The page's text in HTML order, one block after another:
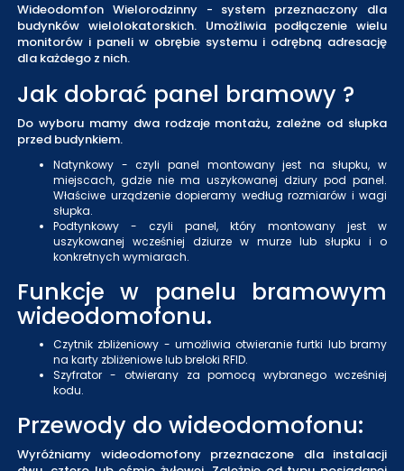
Wideodomfon Wielorodzinny - system przeznaczony dla
budynków wielolokatorskich. Umożliwia podłączenie wielu
monitorów i paneli w obrębie systemu i odrębną adresację
dla każdego z nich.
Jak dobrać panel bramowy ?
Do wyboru mamy dwa rodzaje montażu, zależne od słupka
przed budynkiem.
Natynkowy - czyli panel montowany jest na słupku, w
miejscach, gdzie nie ma uszykowanej dziury pod panel.
Właściwe urządzenie dopieramy według rozmiarów i wagi
słupka.
Podtynkowy - czyli panel, który montowany jest w
uszykowanej wcześniej dziurze w murze lub słupku i o
konkretnych wymiarach.
Funkcje w panelu bramowym
wideodomofonu.
Czytnik zbliżeniowy - umożliwia otwieranie furtki lub bramy
na karty zbliżeniowe lub breloki RFID.
Szyfrator - otwierany za pomocą wybranego wcześniej
kodu.
Przewody do wideodomofonu:
Wyróżniamy wideodomofony przeznaczone dla instalacji